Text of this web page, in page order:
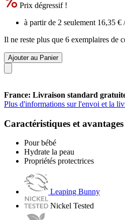
Prix dégressif !
à partir de 2 seulement 16,35 €
Il ne reste plus que 6 exemplaires de
Ajouter au Panier
France: Livraison standard
Plus d'informations sur l'envoi et la
Caractéristiques et avantages
Pour bébé
Hydrate la peau
Propriétés protectrices
Leaping Bunny
Nickel Tested